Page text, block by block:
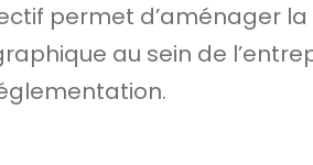
permet d’aménager
au sein de